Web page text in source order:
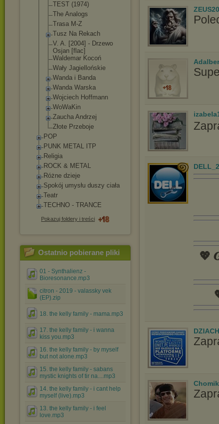
TEST (1974)
The Analogs
Trasa M-Z
Tusz Na Rekach
V. A. [2004] - Drzewo
Osjan [flac]
Waldemar Kocoń
Wały Jagiellońskie
Wanda i Banda
Wanda Warska
Wojciech Hoffmann
WoWaKin
Zaucha Andrzej
Złote Przeboje
POP
PUNK METAL ITP
Religia
ROCK & METAL
Różne dzieje
Spokój umysłu duszy ciała
Teatr
TECHNO - TRANCE
Pokazuj foldery i treści
Ostatnio pobierane pliki
01 - Synthalienz -
Bioresonance.mp3
citron - 2019 - valassky vek
(EP).zip
18. the kelly family - mama.mp3
17. the kelly family - i wanna
kiss you.mp3
16. the kelly family - by myself
but not alone.mp3
15. the kelly family - sabans
mystic knights of tir na....mp3
14. the kelly family - i cant help
myself (live).mp3
13. the kelly family - i feel
love.mp3
💖